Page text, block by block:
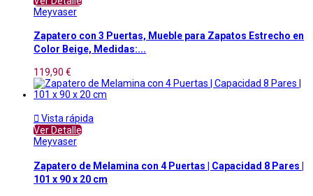
Meyvaser
Zapatero con 3 Puertas, Mueble para Zapatos Estrecho en
Color Beige, Medidas:...
119,90 €
 Vista rápida
Ver Detalle
Meyvaser
Zapatero de Melamina con 4 Puertas | Capacidad 8 Pares |
101 x 90 x 20 cm